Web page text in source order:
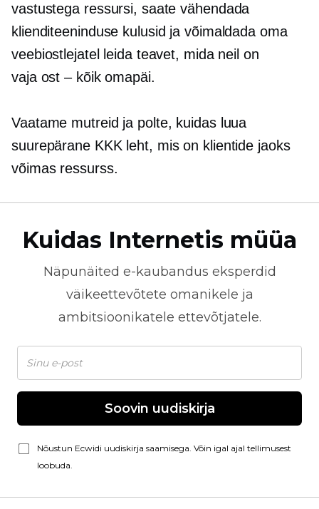
vastustega ressursi, saate vähendada
klienditeeninduse kulusid ja võimaldada oma
veebiostlejatel leida teavet, mida neil on
vaja ost – kõikomapäi.
Vaatame mutreid ja polte, kuidas luua
suurepärane KKK leht, mis on klientide jaoks
võimas ressurss.
Kuidas Internetis müüa
Näpunäited e-kaubandus eksperdid
väikeettevõtete omanikele ja
ambitsioonikatele ettevõtjatele.
Soovin uudiskirja
Nõustun Ecwidi uudiskirja saamisega. Võin igal ajal tellimusest
loobuda.